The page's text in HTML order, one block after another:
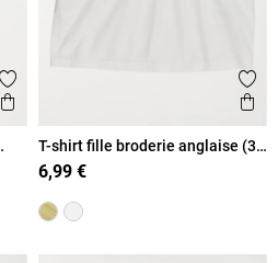
Ajouter aux favoris
Aperçu rapide
T-shirt fille broderie anglaise (3-
36M)
6,99 €